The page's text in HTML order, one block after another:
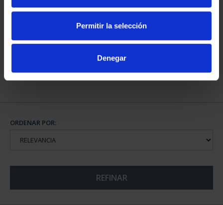
Permitir la selección
Denegar
CAPITALES DE
COMPLET...
3.796,00 €
ORDENAR POR:
REFINAR